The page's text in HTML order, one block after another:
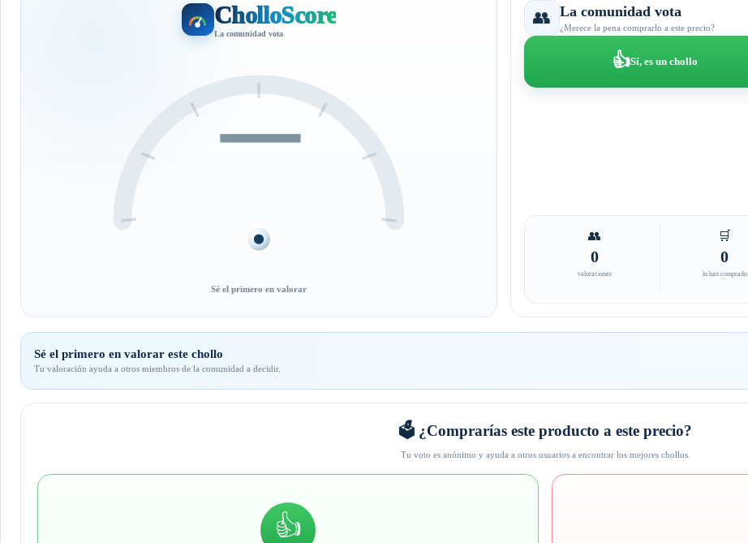
CholloScore
La comunidad vota
—
Sé el primero en valorar
👥 La comunidad vota
¿Merece la pena comprarlo a este precio?
👍Sí, es un chollo
👥
0
valoraciones
🛒
0
lo han comprado
Sé el primero en valorar este chollo
Tu valoración ayuda a otros miembros de la comunidad a decidir.
🗳️ ¿Comprarías este producto a este precio?
Tu voto es anónimo y ayuda a otros usuarios a encontrar los mejores chollos.
👍